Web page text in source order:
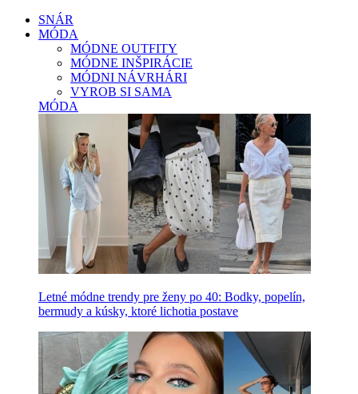
SNÁR
MÓDA
MÓDNE OUTFITY
MÓDNE INŠPIRÁCIE
MÓDNI NÁVRHÁRI
VYROB SI SAMA
MÓDA
Letné módne trendy pre ženy po 40: Bodky, popelín,
bermudy a kúsky, ktoré lichotia postave